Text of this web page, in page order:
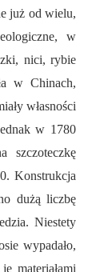
już od wielu,
w
nici, rybie
w Chinach,
własności
w 1780
szczoteczkę
Konstrukcja
dużą liczbę
Niestety
wypadało,
materiałami